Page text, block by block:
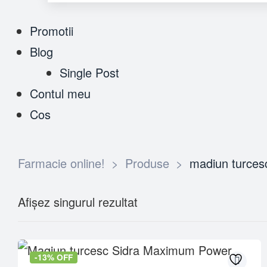
Promotii
Blog
Single Post
Contul meu
Cos
Farmacie online! > Produse > madiun
Afișez singurul rezultat
-13% OFF